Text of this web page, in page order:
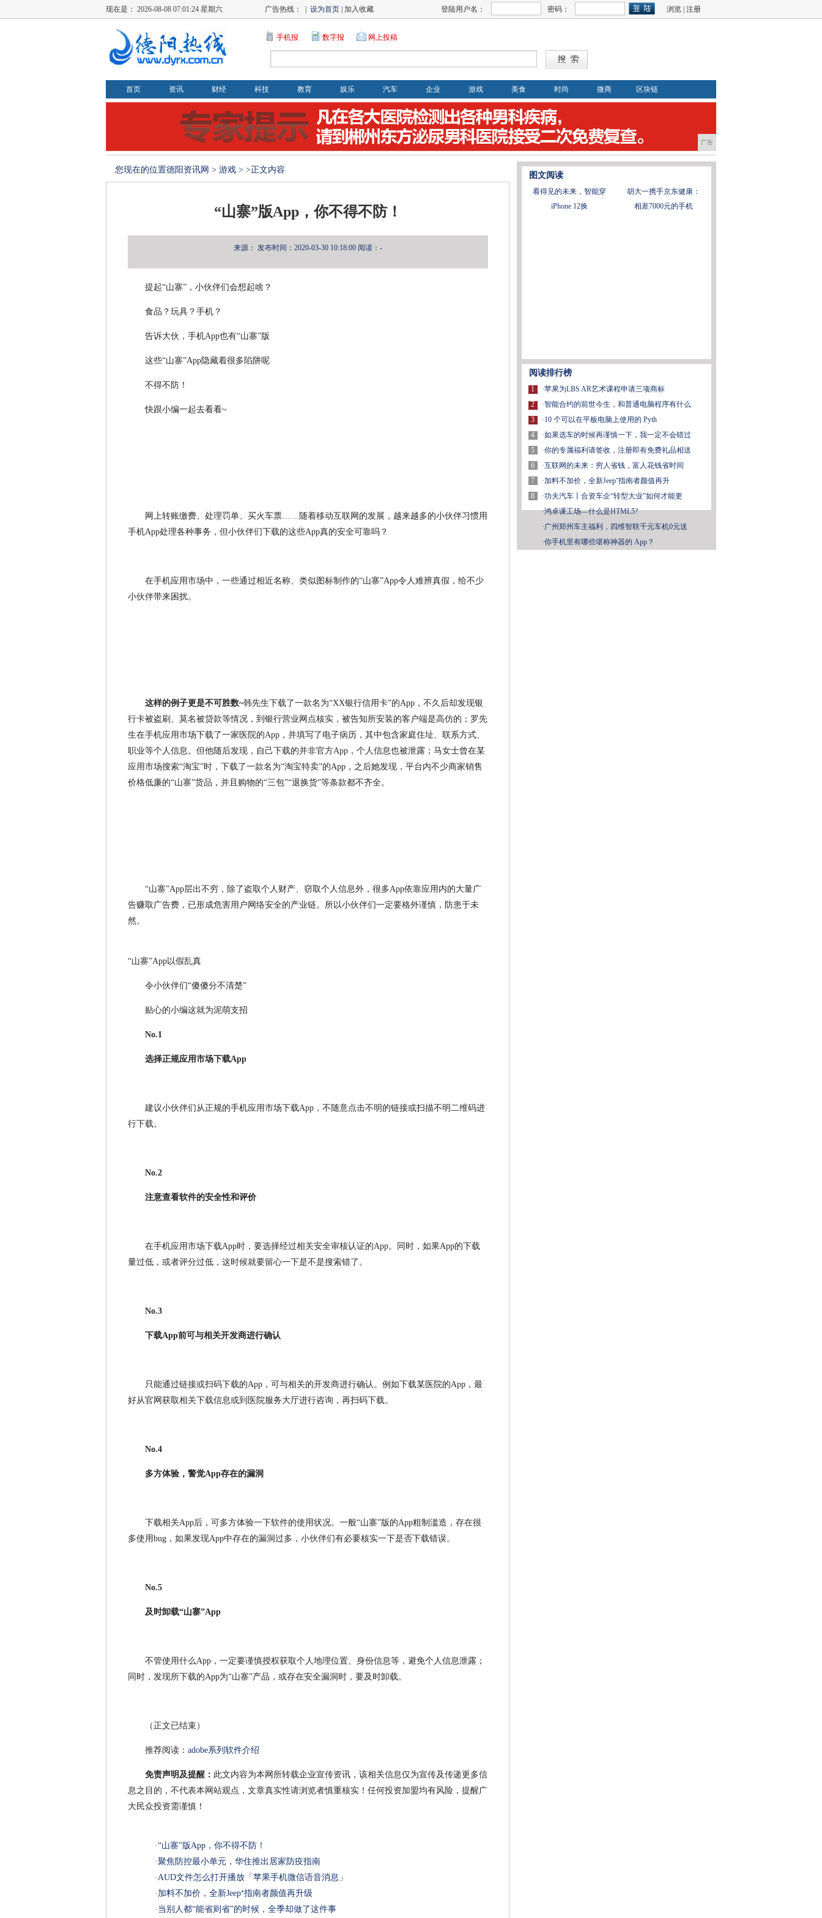
现在是： 2026-08-08 07:01:25 星期六 广告热线： | 设为首页 | 加入收藏 登陆用户名： 密码： 浏览 注册
手机报 数字报 网上投稿
首页 资讯 财经 科技 教育 娱乐 汽车 企业 游戏 美食 时尚 微商 区块链
广告
您现在的位置德阳资讯网 > 游戏 > >正文内容
“山寨”版App，你不得不防！
来源： 发布时间：2020-03-30 10:18:00 阅读：-
提起“山寨”，小伙伴们会想起啥？
食品？玩具？手机？
告诉大伙，手机App也有“山寨”版
这些“山寨”App隐藏着很多陷阱呢
不得不防！
快跟小编一起去看看~
网上转账缴费、处理罚单、买火车票……随着移动互联网的发展，越来越多的小伙伴习惯用
手机App处理各种事务，但小伙伴们下载的这些App真的安全可靠吗？
在手机应用市场中，一些通过相近名称、类似图标制作的“山寨”App令人难辨真假，给不少
小伙伴带来困扰。
这样的例子更是不可胜数~韩先生下载了一款名为“XX银行信用卡”的App，不久后却发现银
行卡被盗刷、莫名被贷款等情况，到银行营业网点核实，被告知所安装的客户端是高仿的；罗先
生在手机应用市场下载了一家医院的App，并填写了电子病历，其中包含家庭住址、联系方式、
职业等个人信息。但他随后发现，自己下载的并非官方App，个人信息也被泄露；马女士曾在某
应用市场搜索“淘宝”时，下载了一款名为“淘宝特卖”的App，之后她发现，平台内不少商家销售
价格低廉的“山寨”货品，并且购物的“三包”“退换货”等条款都不齐全。
“山寨”App层出不穷，除了盗取个人财产、窃取个人信息外，很多App依靠应用内的大量广
告赚取广告费，已形成危害用户网络安全的产业链。所以小伙伴们一定要格外谨慎，防患于未
然。
“山寨”App以假乱真
令小伙伴们“傻傻分不清楚”
贴心的小编这就为泥萌支招
No.1
选择正规应用市场下载App
建议小伙伴们从正规的手机应用市场下载App，不随意点击不明的链接或扫描不明二维码进
行下载。
No.2
注意查看软件的安全性和评价
在手机应用市场下载App时，要选择经过相关安全审核认证的App。同时，如果App的下载
量过低，或者评分过低，这时候就要留心一下是不是搜索错了。
No.3
下载App前可与相关开发商进行确认
只能通过链接或扫码下载的App，可与相关的开发商进行确认。例如下载某医院的App，最
好从官网获取相关下载信息或到医院服务大厅进行咨询，再扫码下载。
No.4
多方体验，警觉App存在的漏洞
下载相关App后，可多方体验一下软件的使用状况。一般“山寨”版的App粗制滥造，存在很
多使用bug，如果发现App中存在的漏洞过多，小伙伴们有必要核实一下是否下载错误。
No.5
及时卸载“山寨”App
不管使用什么App，一定要谨慎授权获取个人地理位置、身份信息等，避免个人信息泄露；
同时，发现所下载的App为“山寨”产品，或存在安全漏洞时，要及时卸载。
（正文已结束）
推荐阅读： adobe系列软件介绍
免责声明及提醒： 此文内容为本网所转载企业宣传资讯，该相关信息仅为宣传及传递更多信
息之目的，不代表本网站观点，文章真实性请浏览者慎重核实！任何投资加盟均有风险，提醒广
大民众投资需谨慎！
·“山寨”版App，你不得不防！
·聚焦防控最小单元，华住推出居家防疫指南
·AUD文件怎么打开播放「苹果手机微信语音消息」
· 加料不加价，全新Jeep⁺指南者颜值再升级
· 当别人都“能省则省”的时候，全季却做了这件事
图文阅读
看得见的未来，智能穿
胡大一携手京东健康：
iPhone 12换
相差7000元的手机
阅读排行榜
1
2
3
4
5
6
7
8
·苹果为LBS AR艺术课程申请三项商标
·智能合约的前世今生，和普通电脑程序有什么
·10 个可以在平板电脑上使用的 Pyth
·如果选车的时候再谨慎一下，我一定不会错过
·你的专属福利请签收，注册即有免费礼品相送
·互联网的未来：穷人省钱，富人花钱省时间
·加料不加价，全新Jeep⁺指南者颜值再升
·功夫汽车丨合资车企“转型大业”如何才能更
·鸿卓课工场—什么是HTML5?
·广州郑州车主福利，四维智联千元车机0元送
·你手机里有哪些堪称神器的 App？